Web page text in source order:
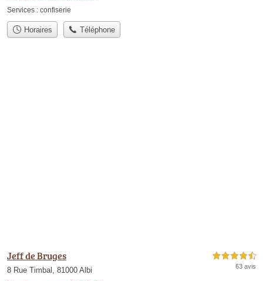
Services : confiserie
Horaires Téléphone
Jeff de Bruges
8 Rue Timbal, 81000 Albi
4,5 étoiles sur 5
63 avis